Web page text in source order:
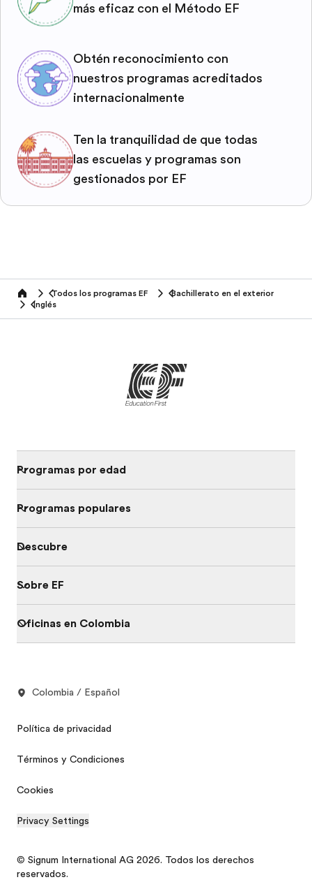
más eficaz con el Método EF
Obtén reconocimiento con
nuestros programas acreditados
internacionalmente
Ten la tranquilidad de que todas
las escuelas y programas son
gestionados por EF
home Todos los programas EF
Bachillerato en el exterior
Inglés
Programas por edad
Programas populares
Descubre
Sobre EF
Oficinas en Colombia
Colombia / Español
Política de privacidad
Términos y Condiciones
Cookies
Privacy Settings
© Signum International AG 2026. Todos los derechos
reservados.